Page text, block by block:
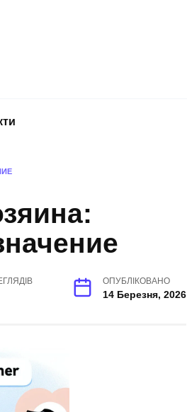
ОПУБЛІКОВАНО
14 Березня, 2026